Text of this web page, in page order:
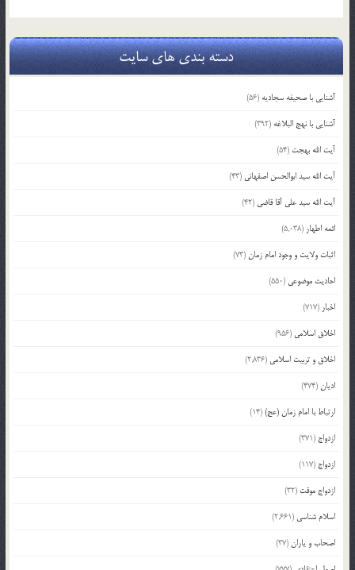
دسته بندی های سایت
آشنایی با صحیفه سجادیه (56)
آشنایی با نهج البلاغه (392)
آیت الله بهجت (54)
آیت الله سید ابوالحسن اصفهانی (43)
آیت الله سید علی آقا قاضی (42)
ائمه اطهار (5,038)
اثبات ولایت و وجود امام زمان(73)
احادیث موضوعی (550)
اخبار (717)
اخلاق اسلامی (956)
اخلاق و تربیت اسلامی (2,836)
ادیان(474)
ارتباط با امام زمان (عج)(14)
ازدواج (371)
ازدواج (117)
ازدواج موقت (32)
اسلام شناسی (2,661)
اصحاب و یاران(37)